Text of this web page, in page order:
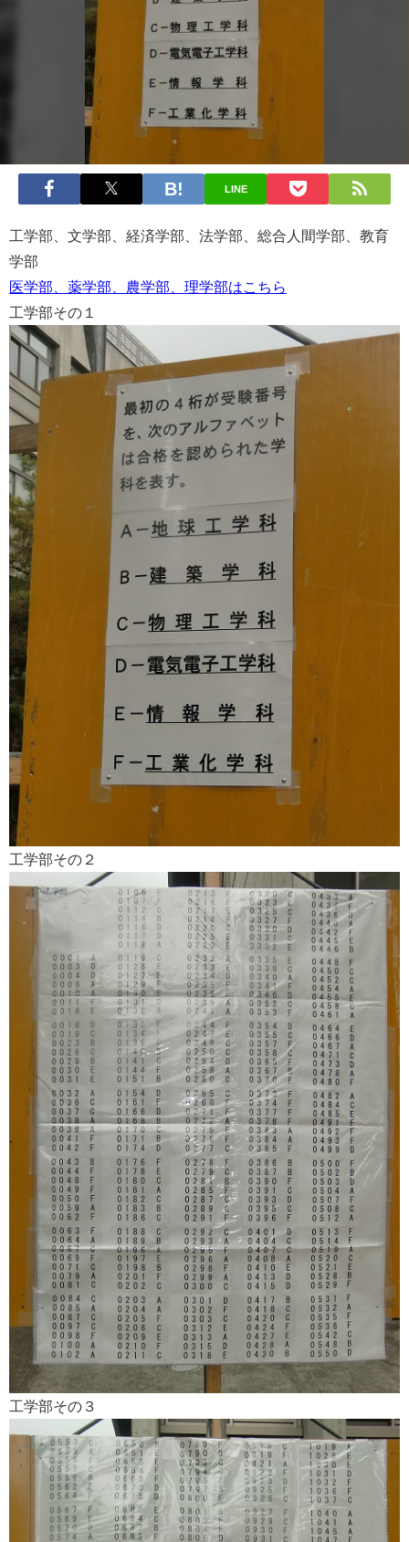
LINE
工学部、文学部、経済学部、法学部、総合人間学部、教育
学部
医学部、薬学部、農学部、理学部はこちら
工学部その１
工学部その２
工学部その３